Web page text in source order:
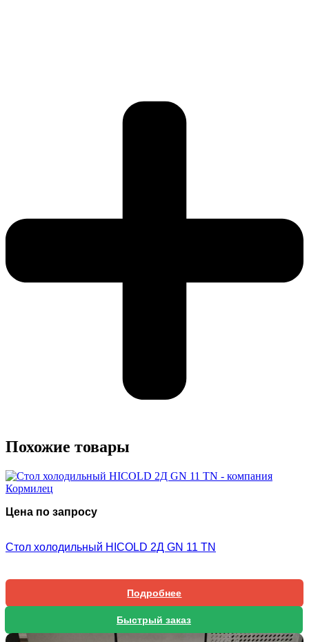
Похожие товары
Цена по запросу
Стол холодильный HICOLD 2Д GN 11 TN
Подробнее
Быстрый заказ